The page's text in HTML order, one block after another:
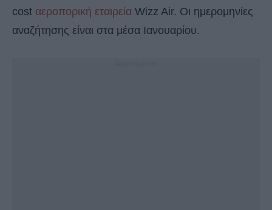
cost αεροπορική εταιρεία Wizz Air. Οι ημερομηνίες
αναζήτησης είναι στα μέσα Ιανουαρίου.